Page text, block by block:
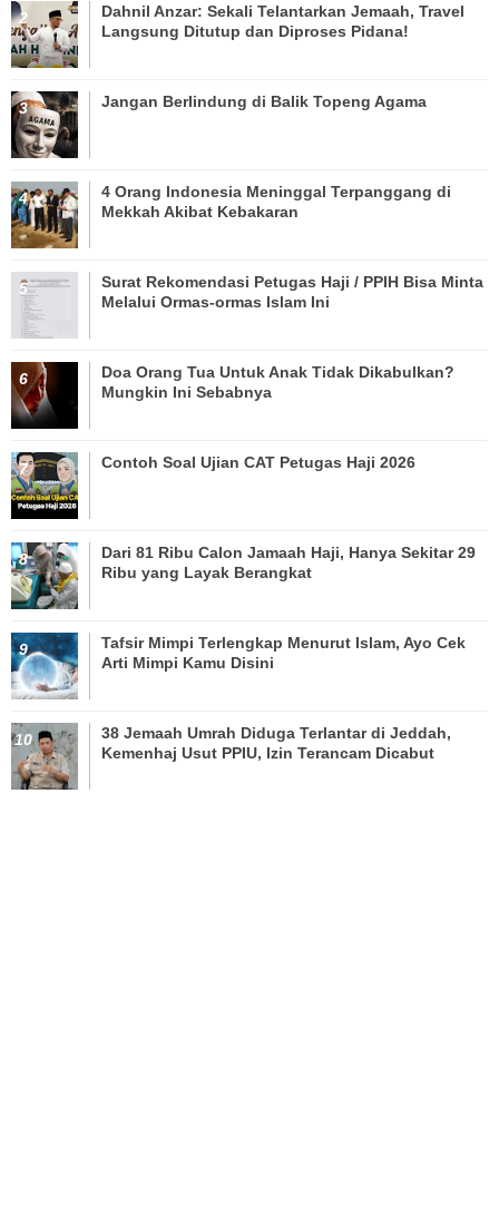
Dahnil Anzar: Sekali Telantarkan Jemaah, Travel
Langsung Ditutup dan Diproses Pidana!
Jangan Berlindung di Balik Topeng Agama
4 Orang Indonesia Meninggal Terpanggang di
Mekkah Akibat Kebakaran
Surat Rekomendasi Petugas Haji / PPIH Bisa Minta
Melalui Ormas-ormas Islam Ini
Doa Orang Tua Untuk Anak Tidak Dikabulkan?
Mungkin Ini Sebabnya
Contoh Soal Ujian CAT Petugas Haji 2026
Dari 81 Ribu Calon Jamaah Haji, Hanya Sekitar 29
Ribu yang Layak Berangkat
Tafsir Mimpi Terlengkap Menurut Islam, Ayo Cek
Arti Mimpi Kamu Disini
38 Jemaah Umrah Diduga Terlantar di Jeddah,
Kemenhaj Usut PPIU, Izin Terancam Dicabut